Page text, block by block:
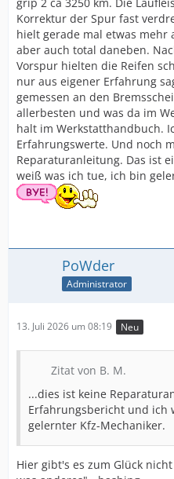
Korrektur der Spur fast
hielt gerade mal etwas mehr
aber auch total daneben.
Vorspur hielten die Reifen
nur aus eigener Erfahrung
gemessen an den
allerbesten und was da im
halt im Werkstatthandbuch.
Erfahrungswerte. Und noch
Reparaturanleitung. Das ist
weiß was ich tue, ich bin
PoWder
Administrator
13. Juli 2026 um 08:19 Neu
Zitat von B. M.
...dies ist keine
Erfahrungsbericht und ich
gelernter Kfz-Mechaniker.
Hier gibt's es zum Glück